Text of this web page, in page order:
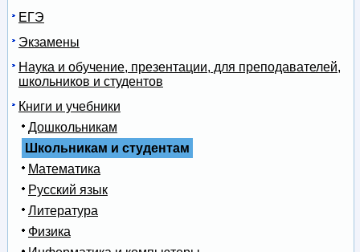
ЕГЭ
Экзамены
Наука и обучение, презентации, для преподавателей,
школьников и студентов
Книги и учебники
Дошкольникам
Школьникам и студентам
Математика
Русский язык
Литература
Физика